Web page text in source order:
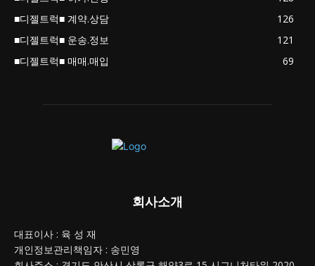
■디젤트럭■ 계약.상담
126
■디젤트럭■ 운송.정보
121
■디젤트럭■ 매매.매입
69
회사소개
대표이사 : 육 성 재
개인정보관리책임자 : 송민영